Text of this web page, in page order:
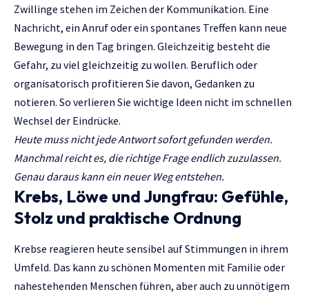
Zwillinge stehen im Zeichen der Kommunikation. Eine
Nachricht, ein Anruf oder ein spontanes Treffen kann neue
Bewegung in den Tag bringen. Gleichzeitig besteht die
Gefahr, zu viel gleichzeitig zu wollen. Beruflich oder
organisatorisch profitieren Sie davon, Gedanken zu
notieren. So verlieren Sie wichtige Ideen nicht im schnellen
Wechsel der Eindrücke.
Heute muss nicht jede Antwort sofort gefunden werden.
Manchmal reicht es, die richtige Frage endlich zuzulassen.
Genau daraus kann ein neuer Weg entstehen.
Krebs, Löwe und Jungfrau: Gefühle,
Stolz und praktische Ordnung
Krebse reagieren heute sensibel auf Stimmungen in ihrem
Umfeld. Das kann zu schönen Momenten mit Familie oder
nahestehenden Menschen führen, aber auch zu unnötigem